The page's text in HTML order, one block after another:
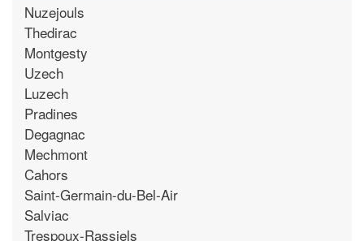
Nuzejouls
Thedirac
Montgesty
Uzech
Luzech
Pradines
Degagnac
Mechmont
Cahors
Saint-Germain-du-Bel-Air
Salviac
Trespoux-Rassiels